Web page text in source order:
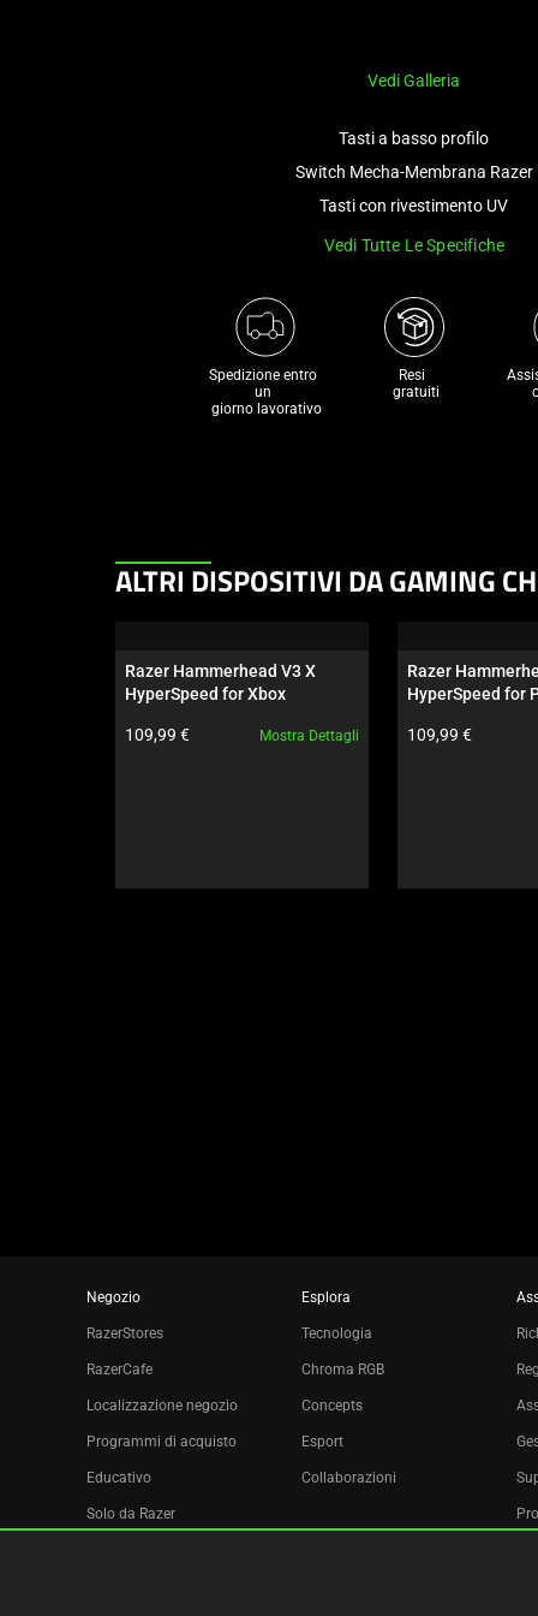
Vedi Galleria
Tasti a basso profilo
Switch Mecha-Membrana Razer
Tasti con rivestimento UV
Vedi Tutte Le Specifiche
Spedizione entro
un
giorno lavorativo
Resi
gratuiti
This
carousel.
Use
and
or
ALTRI DISPOSITIVI DA GAMING
Razer Hammerhead V3 X
HyperSpeed for Xbox
Prezzo prodotto:
109,99 € Mostra Dettagli
Razer
HyperSpeed for
Prezzo prodotto:
109,99 €
Negozio
RazerStores
RazerCafe
Localizzazione negozio
Programmi di acquisto
Educativo
Solo da Razer
Esplora
Tecnologia
Chroma RGB
Concepts
Esport
Collaborazioni